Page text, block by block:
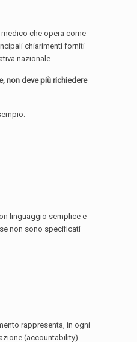
che opera come
chiarimenti forniti
nazionale.
non deve più richiedere
linguaggio semplice e
non sono specificati
rappresenta, in ogni
(accountability)